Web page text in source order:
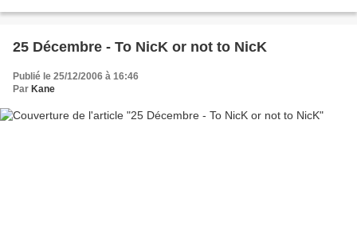
25 Décembre - To NicK or not to NicK
Publié le 25/12/2006 à 16:46
Par Kane